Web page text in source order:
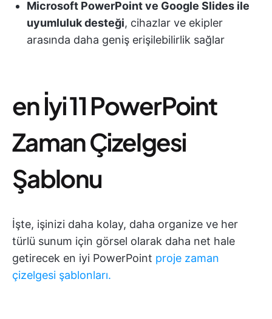
Microsoft PowerPoint ve Google Slides ile
uyumluluk desteği, cihazlar ve ekipler
arasında daha geniş erişilebilirlik sağlar
en İyi 11 PowerPoint
Zaman Çizelgesi
Şablonu
İşte, işinizi daha kolay, daha organize ve her
türlü sunum için görsel olarak daha net hale
getirecek en iyi PowerPoint proje zaman
çizelgesi şablonları.